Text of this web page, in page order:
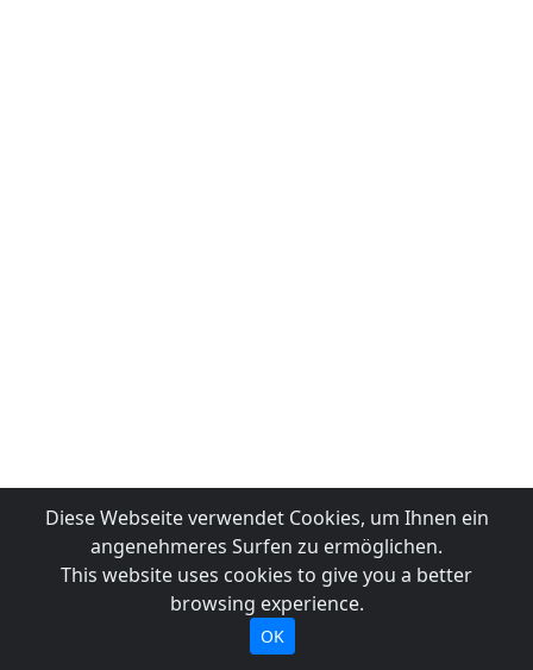
Diese Webseite verwendet Cookies, um Ihnen ein
angenehmeres Surfen zu ermöglichen.
This website uses cookies to give you a better
browsing experience.
OK